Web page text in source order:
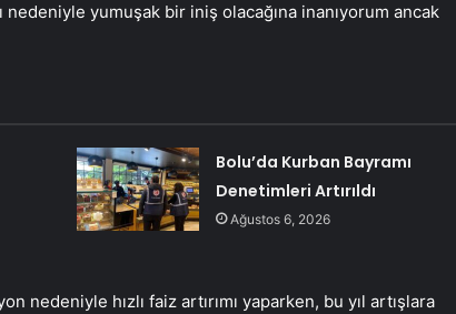
yumuşak bir iniş olacağına inanıyorum ancak
Bolu’da Kurban Bayramı
Denetimleri Artırıldı
Ağustos 6, 2026
nedeniyle hızlı faiz artırımı yaparken, bu yıl artışlara